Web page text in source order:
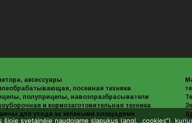
аксессуары
посевная техника
полуприцепы, навозоразбрасыватели
и кормозаготовительная техника
для ухода за зелеными площадями
svetainėje naudojame slapukus (angl. „cookies“),